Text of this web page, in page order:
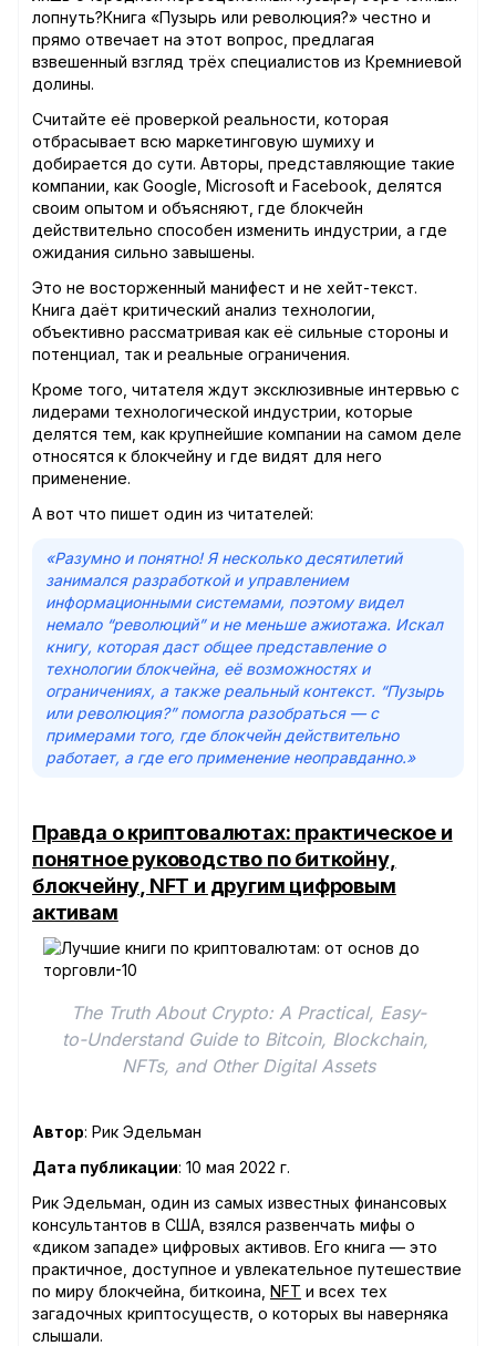
лопнуть?Книга «Пузырь или революция?» честно и
прямо отвечает на этот вопрос, предлагая
взвешенный взгляд трёх специалистов из Кремниевой
долины.
Считайте её проверкой реальности, которая
отбрасывает всю маркетинговую шумиху и
добирается до сути. Авторы, представляющие такие
компании, как Google, Microsoft и Facebook, делятся
своим опытом и объясняют, где блокчейн
действительно способен изменить индустрии, а где
ожидания сильно завышены.
Это не восторженный манифест и не хейт-текст.
Книга даёт критический анализ технологии,
объективно рассматривая как её сильные стороны и
потенциал, так и реальные ограничения.
Кроме того, читателя ждут эксклюзивные интервью с
лидерами технологической индустрии, которые
делятся тем, как крупнейшие компании на самом деле
относятся к блокчейну и где видят для него
применение.
А вот что пишет один из читателей:
«Разумно и понятно! Я несколько десятилетий
занимался разработкой и управлением
информационными системами, поэтому видел
немало “революций” и не меньше ажиотажа. Искал
книгу, которая даст общее представление о
технологии блокчейна, её возможностях и
ограничениях, а также реальный контекст. “Пузырь
или революция?” помогла разобраться — с
примерами того, где блокчейн действительно
работает, а где его применение неоправданно.»
Правда о криптовалютах: практическое и
понятное руководство по биткойну,
блокчейну, NFT и другим цифровым
активам
The Truth About Crypto: A Practical, Easy-
to-Understand Guide to Bitcoin, Blockchain,
NFTs, and Other Digital Assets
Автор: Рик Эдельман
Дата публикации: 10 мая 2022 г.
Рик Эдельман, один из самых известных финансовых
консультантов в США, взялся развенчать мифы о
«диком западе» цифровых активов. Его книга — это
практичное, доступное и увлекательное путешествие
по миру блокчейна, биткоина, NFT и всех тех
загадочных криптосуществ, о которых вы наверняка
слышали.